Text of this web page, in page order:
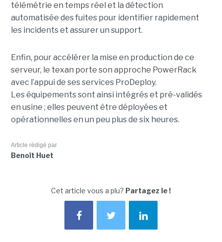
télémétrie en temps réel et la détection
automatisée des fuites pour identifier rapidement
les incidents et assurer un support.
Enfin, pour accélérer la mise en production de ce
serveur, le texan porte son approche PowerRack
avec l’appui de ses services ProDeploy.
Les équipements sont ainsi intégrés et pré-validés
en usine ; elles peuvent être déployées et
opérationnelles en un peu plus de six heures.
Article rédigé par
Benoît Huet
Cet article vous a plu? Partagez le !